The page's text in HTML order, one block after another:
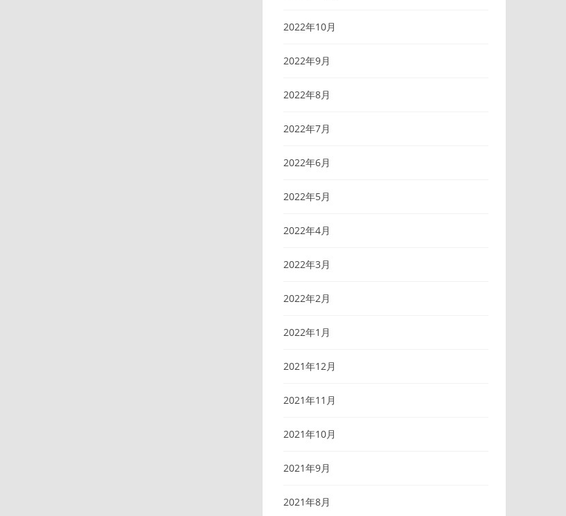
2022年10月
2022年9月
2022年8月
2022年7月
2022年6月
2022年5月
2022年4月
2022年3月
2022年2月
2022年1月
2021年12月
2021年11月
2021年10月
2021年9月
2021年8月